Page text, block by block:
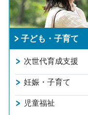
子ども・子育て
次世代育成支援
妊娠・子育て
児童福祉